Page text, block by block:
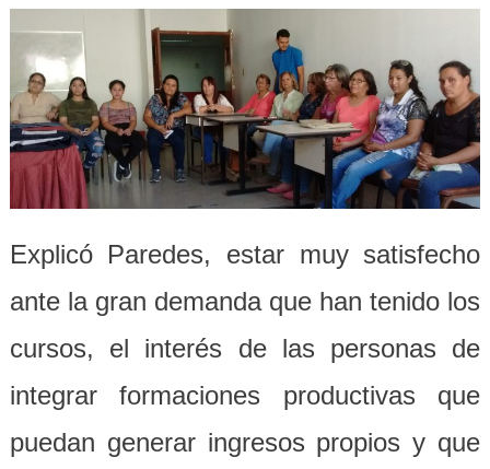
Explicó Paredes, estar muy satisfecho
ante la gran demanda que han tenido los
cursos, el interés de las personas de
integrar formaciones productivas que
puedan generar ingresos propios y que